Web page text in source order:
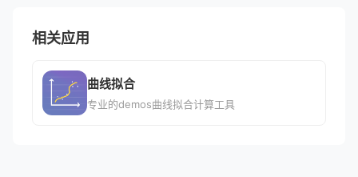
相关应用
曲线拟合
专业的demos曲线拟合计算工具